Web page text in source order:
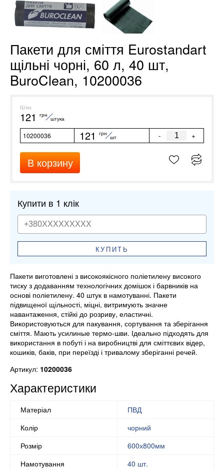
Пакети для сміття Eurostandart
щільні чорні, 60 л, 40 шт,
BuroClean, 10200036
Ціна
121 грн
штука
10200036 121 грн
шт - +
В корзину
Купити в 1 клік
КУПИТЬ
Пакети виготовлені з високоякісного поліетилену високого
тиску з додаванням технологічних домішок і барвників на
основі поліетилену. 40 штук в намотуванні. Пакети
підвищеної щільності, міцні, витримують значне
навантаження, стійкі до розриву, еластичні.
Використовуються для пакування, сортування та зберігання
сміття. Мають усилиные термо-шви. Ідеально підходять для
використання в побуті і на виробництві для сміттєвих відер,
кошиків, баків, при переїзді і тривалому зберіганні речей.
Артикул: 10200036
Характеристики
Матеріал
ПВД
Колір
чорний
Розмір
600х800мм
Намотування
40 шт.